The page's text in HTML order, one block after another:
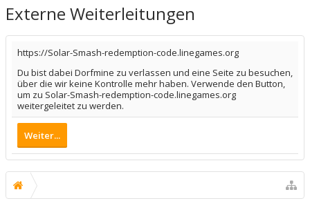
Externe Weiterleitungen
https://Solar-Smash-redemption-code.linegames.org
Du bist dabei Dorfmine zu verlassen und eine Seite zu besuchen,
über die wir keine Kontrolle mehr haben. Verwende den Button,
um zu Solar-Smash-redemption-code.linegames.org
weitergeleitet zu werden.
Weiter...